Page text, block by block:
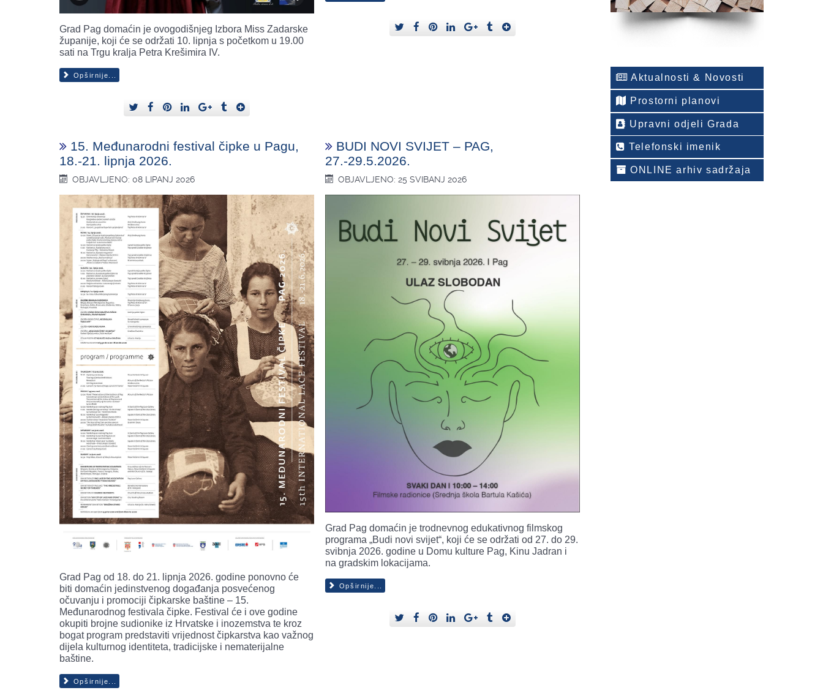
Grad Pag domaćin je ovogodišnjeg Izbora Miss Zadarske
županije, koji će se održati 10. lipnja s početkom u 19.00
sati na Trgu kralja Petra Krešimira IV.
Opširnije...
15. Međunarodni festival čipke u Pagu,
18.-21. lipnja 2026.
OBJAVLJENO: 08 LIPANJ 2026
Grad Pag od 18. do 21. lipnja 2026. godine ponovno će
biti domaćin jedinstvenog događanja posvećenog
očuvanju i promociji čipkarske baštine – 15.
Međunarodnog festivala čipke. Festival će i ove godine
okupiti brojne sudionike iz Hrvatske i inozemstva te kroz
bogat program predstaviti vrijednost čipkarstva kao važnog
dijela kulturnog identiteta, tradicijske i nematerijalne
baštine.
Opširnije...
BUDI NOVI SVIJET – PAG,
27.-29.5.2026.
OBJAVLJENO: 25 SVIBANJ 2026
Grad Pag domaćin je trodnevnog edukativnog filmskog
programa „Budi novi svijet“, koji će se održati od 27. do 29.
svibnja 2026. godine u Domu kulture Pag, Kinu Jadran i
na gradskim lokacijama.
Opširnije...
Aktualnosti & Novosti
Prostorni planovi
Upravni odjeli Grada
Telefonski imenik
ONLINE arhiv sadržaja